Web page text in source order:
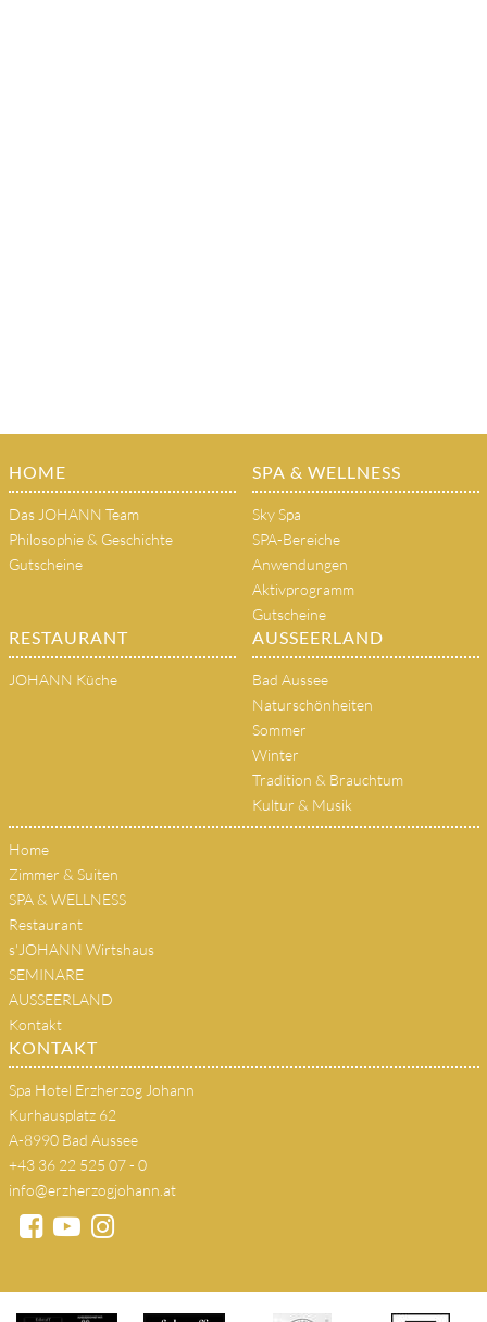
HOME
Das JOHANN Team
Philosophie & Geschichte
Gutscheine
SPA & WELLNESS
Sky Spa
SPA-Bereiche
Anwendungen
Aktivprogramm
Gutscheine
RESTAURANT
JOHANN Küche
AUSSEERLAND
Bad Aussee
Naturschönheiten
Sommer
Winter
Tradition & Brauchtum
Kultur & Musik
Home
Zimmer & Suiten
SPA & WELLNESS
Restaurant
s'JOHANN Wirtshaus
SEMINARE
AUSSEERLAND
Kontakt
KONTAKT
Spa Hotel Erzherzog Johann
Kurhausplatz 62
A-8990 Bad Aussee
+43 36 22 525 07 - 0
info@erzherzogjohann.at